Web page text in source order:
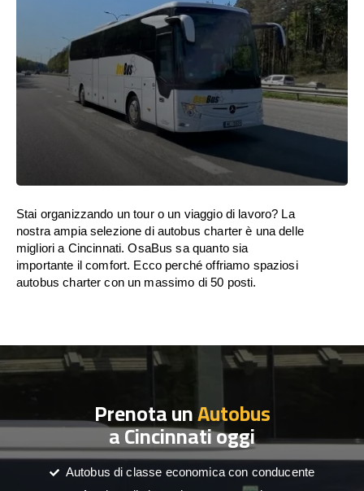
Stai organizzando un tour o un viaggio di lavoro? La
nostra ampia selezione di autobus charter è una delle
migliori a Cincinnati. OsaBus sa quanto sia
importante il comfort. Ecco perché offriamo spaziosi
autobus charter con un massimo di 50 posti.
Prenota unAutobus
a Cincinnati oggi
Autobus di classe economica con conducente